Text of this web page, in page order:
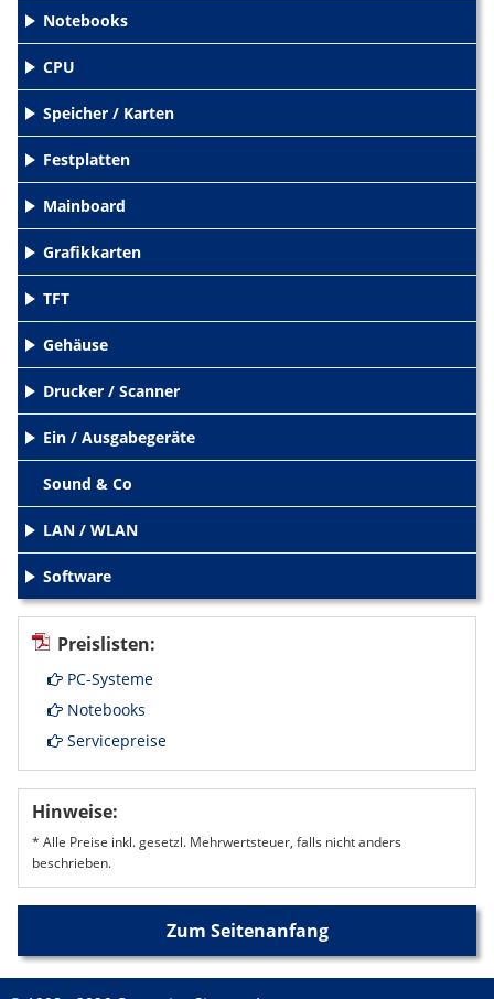
Notebooks
+CPU
+Speicher / Karten
Festplatten
Mainboard
+Grafikkarten
TFT
+Gehäuse
Drucker / Scanner
Ein / Ausgabegeräte
Sound & Co
LAN / WLAN
+Software
Preislisten:
PC-Systeme
Notebooks
Servicepreise
Hinweise:
* Alle Preise inkl. gesetzl. Mehrwertsteuer, falls nicht anders
beschrieben.
Zum Seitenanfang